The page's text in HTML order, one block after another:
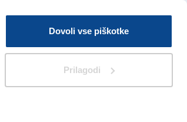
Dovoli vse piškotke
Prilagodi
V Kioskih
Iskanje